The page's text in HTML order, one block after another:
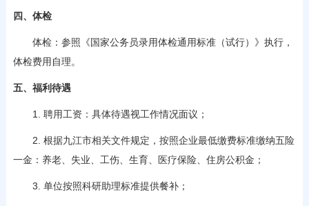
四、体检
体检：参照《国家公务员录用体检通用标准（试行）》执行，
体检费用自理。
五、福利待遇
1. 聘用工资：具体待遇视工作情况面议；
2. 根据九江市相关文件规定，按照企业最低缴费标准缴纳五险
一金：养老、失业、工伤、生育、医疗保险、住房公积金；
3. 单位按照科研助理标准提供餐补；